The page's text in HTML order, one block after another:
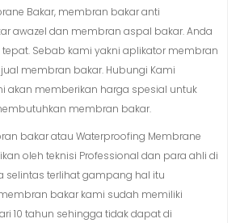
Bakar, membran bakar anti
awazel dan membran aspal bakar. Anda
Sebab kami yakni aplikator membran
membran bakar. Hubungi Kami
akan memberikan harga spesial untuk
membran bakar.
bakar atau Waterproofing Membrane
oleh teknisi Professional dan para ahli di
selintas terlihat gampang hal itu
bakar kami sudah memiliki
10 tahun sehingga tidak dapat di